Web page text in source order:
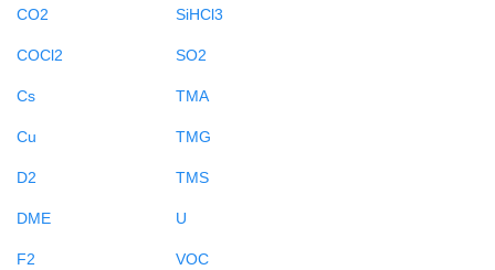
CO2
COCl2
Cs
Cu
D2
DME
F2
SiHCl3
SO2
TMA
TMG
TMS
U
VOC